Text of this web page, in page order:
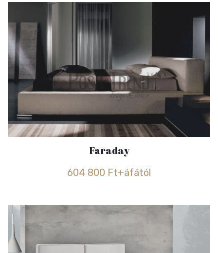
Faraday
604 800 Ft+áfától